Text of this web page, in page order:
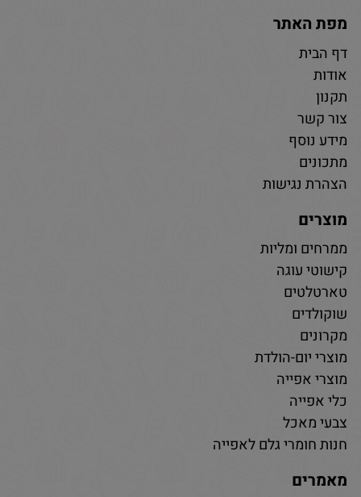
מפת האתר
דף הבית
אודות
תקנון
צור קשר
מידע נוסף
מתכונים
הצהרת נגישות
מוצרים
ממרחים ומליות
קישוטי עוגה
טארטלטים
שוקולדים
מקרונים
מוצרי יום-הולדת
מוצרי אפייה
כלי אפייה
צבעי מאכל
חנות חומרי גלם לאפייה
מאמרים